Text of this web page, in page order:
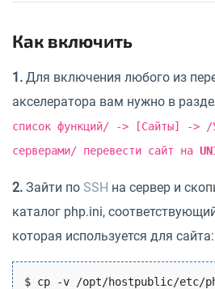
Как включить
1. Для включения любого из
акселератора вам нужно в
список функций/ -> [Сайты] -> /
серверами/ перевести сайт на
2. Зайти по SSH на сервер и
каталог php.ini,
которая используется для сайта:
$ cp -v /opt/hostpublic/etc/